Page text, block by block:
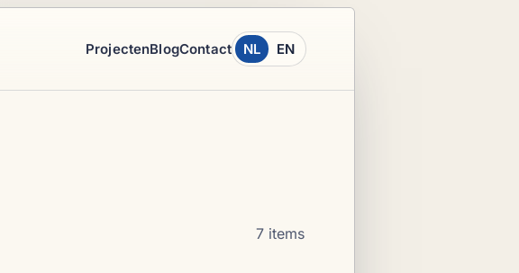
ProjectenBlogContact NL EN
7 items